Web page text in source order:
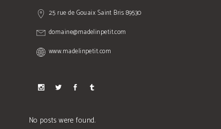
25 rue de Gouaix Saint Bris 89530
domaine@madelinpetit.com
www.madelinpetit.com
No posts were found.